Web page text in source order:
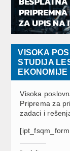
VISOKA
STUDIJA
EKONOMIJE
Visoka
Priprema za
zadaci i
[ipt_fsqm_form